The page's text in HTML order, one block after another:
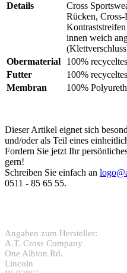
Details
Cross
Rücken,
innen weich
Obermaterial
100%
Futter
100%
Membran
100%
Dieser Artikel eignet sich
und/oder als Teil eines
Fordern Sie jetzt Ihr
gern!
Schreiben Sie einfach an
0511 - 85 65 55.
Angaben zum Hersteller:
A.T. Cross Company
One Albion Rd.
Lincoln